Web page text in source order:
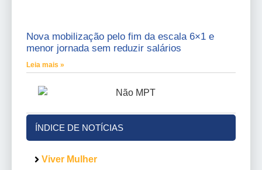
Nova mobilização pelo fim da escala 6×1 e
menor jornada sem reduzir salários
Leia mais »
ÍNDICE DE NOTÍCIAS
Viver Mulher